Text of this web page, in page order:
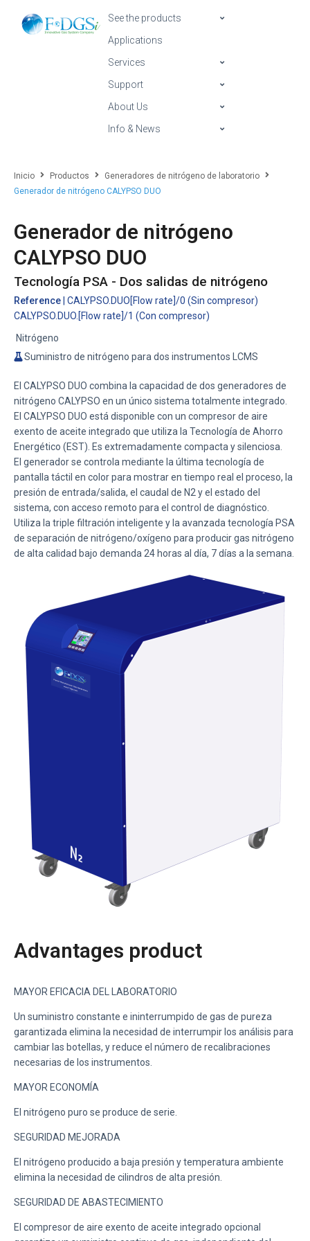
See the products
Applications
Services
Support
About Us
Info & News
Inicio Productos
Generadores de nitrógeno de laboratorio
Generador de nitrógeno CALYPSO DUO
Generador de nitrógeno
CALYPSO DUO
Tecnología PSA - Dos salidas de nitrógeno
Reference | CALYPSO.DUO[Flow rate]/0 (Sin compresor)
CALYPSO.DUO.[Flow rate]/1 (Con compresor)
Nitrógeno
Suministro de nitrógeno para dos instrumentos LCMS
El CALYPSO DUO combina la capacidad de dos generadores de
nitrógeno CALYPSO en un único sistema totalmente integrado.
El CALYPSO DUO está disponible con un compresor de aire
exento de aceite integrado que utiliza la Tecnología de Ahorro
Energético (EST). Es extremadamente compacta y silenciosa.
El generador se controla mediante la última tecnología de
pantalla táctil en color para mostrar en tiempo real el proceso, la
presión de entrada/salida, el caudal de N2 y el estado del
sistema, con acceso remoto para el control de diagnóstico.
Utiliza la triple filtración inteligente y la avanzada tecnología PSA
de separación de nitrógeno/oxígeno para producir gas nitrógeno
de alta calidad bajo demanda 24 horas al día, 7 días a la semana.
Advantages product
MAYOR EFICACIA DEL LABORATORIO
Un suministro constante e ininterrumpido de gas de pureza
garantizada elimina la necesidad de interrumpir los análisis para
cambiar las botellas, y reduce el número de recalibraciones
necesarias de los instrumentos.
MAYOR ECONOMÍA
El nitrógeno puro se produce de serie.
SEGURIDAD MEJORADA
El nitrógeno producido a baja presión y temperatura ambiente
elimina la necesidad de cilindros de alta presión.
SEGURIDAD DE ABASTECIMIENTO
El compresor de aire exento de aceite integrado opcional